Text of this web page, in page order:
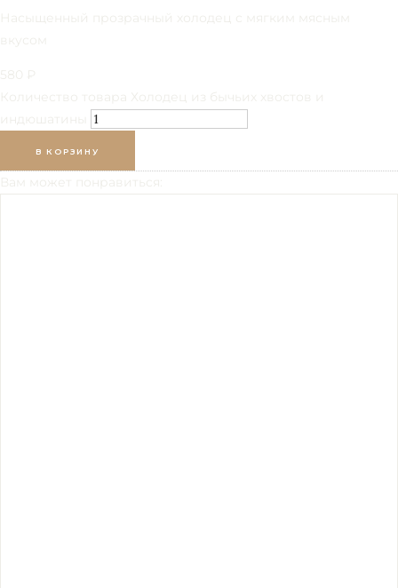
Насыщенный прозрачный холодец с мягким мясным
вкусом
580
₽
Количество товара Холодец из бычьих хвостов и
индюшатины
В КОРЗИНУ
Вам может понравиться: